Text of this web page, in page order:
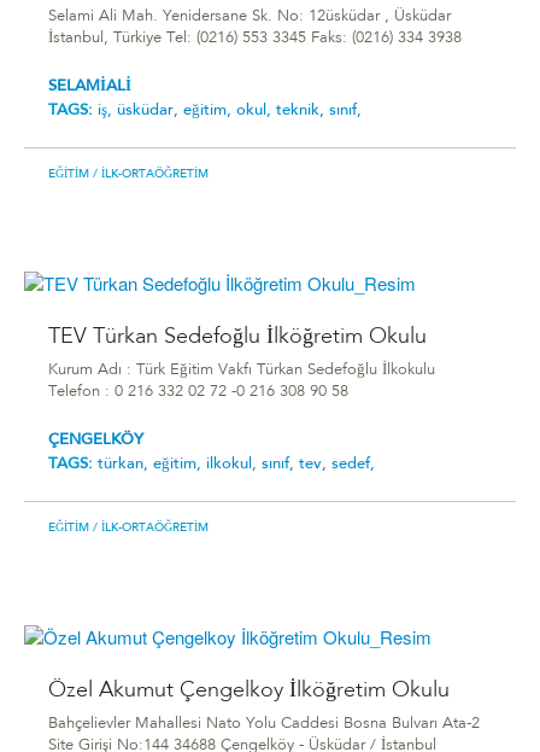
Selami Ali Mah. Yenidersane Sk. No: 12üsküdar , Üsküdar
İstanbul, Türkiye Tel: (0216) 553 3345 Faks: (0216) 334 3938
SELAMİALİ
TAGS: iş, üsküdar, eğitim, okul, teknik, sınıf,
EĞITIM / İLK-ORTAÖĞRETIM
TEV Türkan Sedefoğlu İlköğretim Okulu
Kurum Adı : Türk Eğitim Vakfı Türkan Sedefoğlu İlkokulu
Telefon : 0 216 332 02 72 -0 216 308 90 58
ÇENGELKÖY
TAGS: türkan, eğitim, ilkokul, sınıf, tev, sedef,
EĞITIM / İLK-ORTAÖĞRETIM
Özel Akumut Çengelkoy İlköğretim Okulu
Bahçelievler Mahallesi Nato Yolu Caddesi Bosna Bulvarı Ata-2
Site Girişi No:144 34688 Çengelköy - Üsküdar / İstanbul